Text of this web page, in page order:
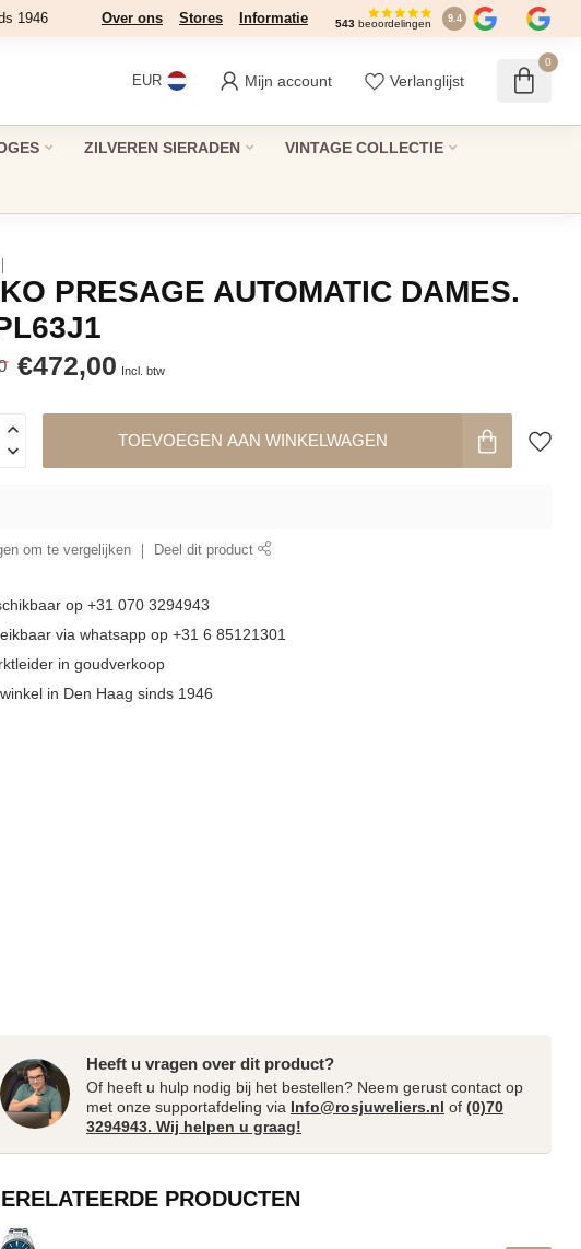
1946 Over ons Stores Informatie 543 beoordelingen 9.4
EUR Mijn account Verlanglijst
0
ZILVEREN SIERADEN VINTAGE COLLECTIE
PRESAGE AUTOMATIC DAMES.
€472,00 Incl. btw
TOEVOEGEN AAN WINKELWAGEN
om te vergelijken Deel dit product
op +31 070 3294943
via whatsapp op +31 6 85121301
in goudverkoop
in Den Haag sinds 1946
Heeft u vragen over dit product?
Of heeft u hulp nodig bij het bestellen? Neem gerust contact op
met onze supportafdeling via Info@rosjuweliers.nl of (0)70
3294943. Wij helpen u graag!
PRODUCTEN